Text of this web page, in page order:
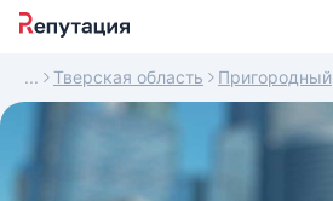
Тверская область Пригородный